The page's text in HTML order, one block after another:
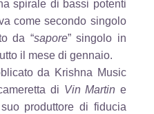
spirale di bassi potenti
come secondo singolo
da “sapore” singolo in
il mese di gennaio.
da Krishna Music
di Vin Martin e
produttore di fiducia